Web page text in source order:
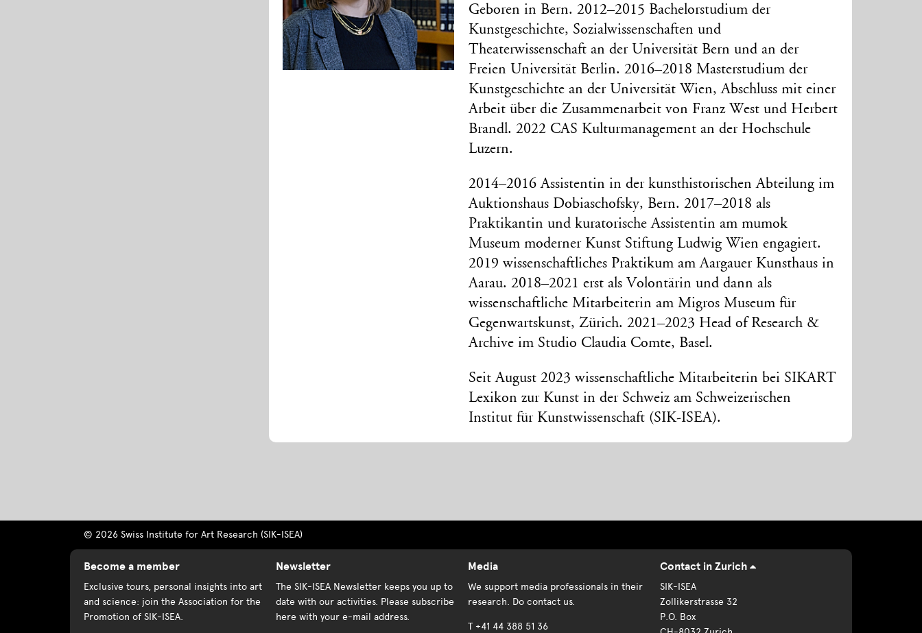
Geboren in Bern. 2012–2015 Bachelorstudium der
Kunstgeschichte, Sozialwissenschaften und
Theaterwissenschaft an der Universität Bern und an der
Freien Universität Berlin. 2016–2018 Masterstudium der
Kunstgeschichte an der Universität Wien, Abschluss mit einer
Arbeit über die Zusammenarbeit von Franz West und Herbert
Brandl. 2022 CAS Kulturmanagement an der Hochschule
Luzern.
2014–2016 Assistentin in der kunsthistorischen Abteilung im
Auktionshaus Dobiaschofsky, Bern. 2017–2018 als
Praktikantin und kuratorische Assistentin am mumok
Museum moderner Kunst Stiftung Ludwig Wien engagiert.
2019 wissenschaftliches Praktikum am Aargauer Kunsthaus in
Aarau. 2018–2021 erst als Volontärin und dann als
wissenschaftliche Mitarbeiterin am Migros Museum für
Gegenwartskunst, Zürich. 2021–2023 Head of Research &
Archive im Studio Claudia Comte, Basel.
Seit August 2023 wissenschaftliche Mitarbeiterin bei SIKART
Lexikon zur Kunst in der Schweiz am Schweizerischen
Institut für Kunstwissenschaft (SIK-ISEA).
© 2026 Swiss Institute for Art Research (SIK-ISEA)
Become a member
Exclusive tours, personal insights into art
and science: join the Association for the
Promotion of SIK-ISEA.
Newsletter
The SIK-ISEA Newsletter keeps you up to
date with our activities. Please subscribe
here with your e-mail address.
Media
We support media professionals in their
research. Do contact us.
T +41 44 388 51 36
Contact in Zurich
SIK-ISEA
Zollikerstrasse 32
P.O. Box